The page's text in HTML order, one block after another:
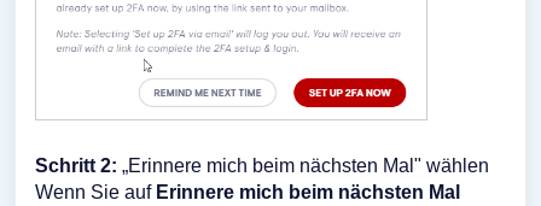
Schritt 2: „Erinnere mich beim nächsten Mal" wählen
Wenn Sie auf Erinnere mich beim nächsten Mal